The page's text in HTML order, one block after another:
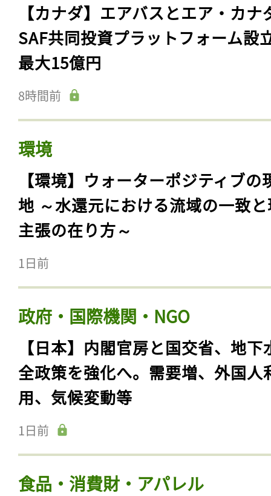
【カナダ】エアバスとエア・カナ
SAF共同投資プラットフォーム設
最大15億円
8時間前
環境
【環境】ウォーターポジティブの
地 ～水還元における流域の一致
主張の在り方～
1日前
政府・国際機関・NGO
【日本】内閣官房と国交省、地下
全政策を強化へ。需要増、外国人
用、気候変動等
1日前
食品・消費財・アパレル